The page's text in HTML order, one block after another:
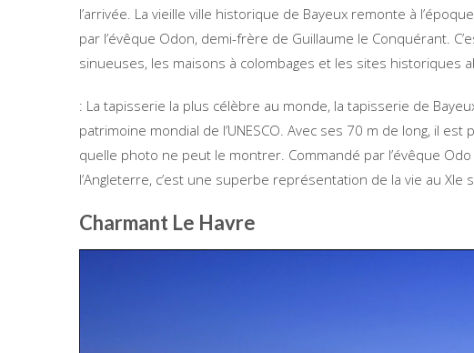
l’arrivée. La vieille ville historique de Bayeux remonte à
par l’évêque Odon, demi-frère de Guillaume le Conquérant.
sinueuses, les maisons à colombages et les sites historiques
: La tapisserie la plus célèbre au monde, la tapisserie de
patrimoine mondial de l’UNESCO. Avec ses 70 m de long, il
quelle photo ne peut le montrer. Commandé par l’évêque
l’Angleterre, c’est une superbe représentation de la vie au XIe
Charmant Le Havre